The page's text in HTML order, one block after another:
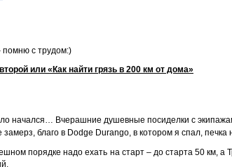
помню с трудом:)
или «Как найти грязь в 200 км от дома»
начался… Вчерашние душевные посиделки с
благо в Dodge Durango, в котором я спал, печка
порядке надо ехать на старт – до старта 50 км,